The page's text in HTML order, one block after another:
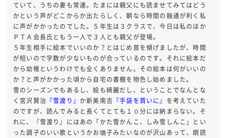
ていて、うちの妻も常連。たまには親父にも読ませてみてはどう
かという声がどこからか出たらしく、朝なら時間の融通が利く私
に声がかかったのでした。５年生は３クラスで、今日は私のほか
ＰＴＡ会長氏ともう一人で３人とも親父が登場。
５年生相手に絵本でいいのか？とはじめ首を傾げましたが、時間
が短いので字数が少ないものが合っているのです。それに絵本だ
から幼稚というわけでも全くありません。その絵本は何がいいの
か？と声がかかった頃から自宅の書棚を物色し始めました。
雪のシーズンでもあるし、絵も綺麗だし、ということでなんとな
く宮沢賢治 『雪渡り』 か新美南吉 『手袋を買いに』 を考えていた
のですが、読んでみると長くてとても１０分には納まらない。そ
れに、『雪渡り』にはあの「かた雪かんこ、しみ雪しんこ」とい
った調子のいい歌というかお囃子みたいなのが沢山あって、朗読